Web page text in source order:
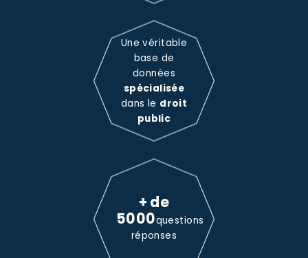
Une véritable
base de
données
spécialisée
dans le droit
public
+ de
5000questions
réponses